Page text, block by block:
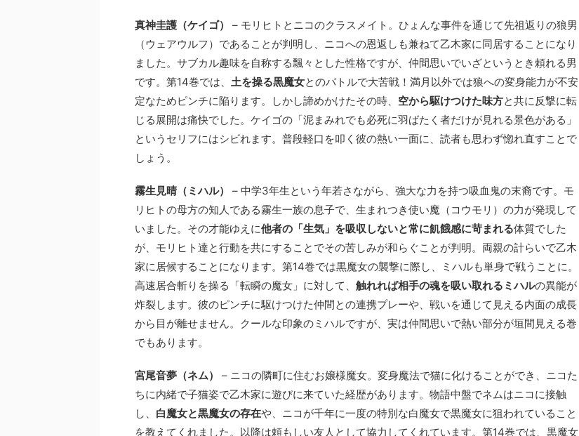
真神圭護（ケイゴ）
– モリヒトとニコのクラスメイト。ひょんな事件を通じて先祖返りの狼男
（ウェアウルフ）であることが判明し、ニコへの恩返しも兼ねて乙木家に同居することになり
ました。サブカル趣味を自称する飄々とした性格ですが、仲間思いでいざというとき頼れる男
です。第14巻では、 土を操る黒魔女とのバトルで大苦戦！満月以外では狼への変身能力が不安
定なためピンチに陥ります。しかし諦めかけたその時、 空から駆けつけた味方と共に反撃に転
じる展開は痛快でした。ケイゴの「泥まみれでも必死に羽ばたく者だけが見れる景色がある」
というセリフにはシビれます。普段軽口を叩く彼の熱い一面に、読者も思わず惚れ直すことで
しょう。
霧生見晴（ミハル）
– 中学3年生という年若さながら、強大な力を持つ吸血鬼の末裔です。モ
リヒトの母方の知人である霧生一族の息子で、生まれつき使い魔（コウモリ）の力が発現して
いました。その才能ゆえに他者の「生気」を吸収しないと常に飢餓感に苛まれる体質でした
が、モリヒト達と行動を共にすることでその苦しみが和らぐことが判明。両親の計らいで乙木
家に居候することになります。第14巻では黒魔女の襲撃に際し、ミハルも単身で戦うことに。
高速居合斬りを操る「転瞬の魔女」に対して、 触れれば相手の魂を吸い取れるミハルの異能が
炸裂します。彼のピンチに駆けつけた仲間との連携プレーや、戦いを通じて見える内面の成長
から目が離せません。クールな印象のミハルですが、実は仲間思いで熱い部分が垣間見える巻
でもあります。
宮尾音夢（ネム）
– ニコの隣町に住むお嬢様魔女。変身魔法で猫に化けることができ、ニコた
ちに内緒で子猫姿で乙木家に遊びに来ていた経歴があります。物語中盤でネムはニコに接触
し、 白魔女と黒魔女の存在や、ニコが千年に一度の特別な白魔女で黒魔女に狙われていること
を教えてくれました。以降は頼もしい友人として協力してくれています。第14巻では、黒魔女